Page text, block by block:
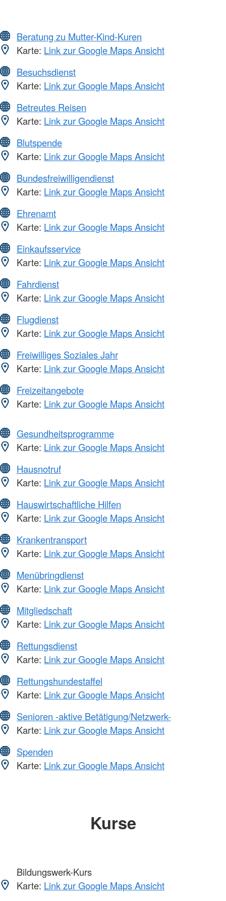
Beratung zu Mutter-Kind-Kuren
Karte: Link zur Google Maps Ansicht
Besuchsdienst
Karte: Link zur Google Maps Ansicht
Betreutes Reisen
Karte: Link zur Google Maps Ansicht
Blutspende
Karte: Link zur Google Maps Ansicht
Bundesfreiwilligendienst
Karte: Link zur Google Maps Ansicht
Ehrenamt
Karte: Link zur Google Maps Ansicht
Einkaufsservice
Karte: Link zur Google Maps Ansicht
Fahrdienst
Karte: Link zur Google Maps Ansicht
Flugdienst
Karte: Link zur Google Maps Ansicht
Freiwilliges Soziales Jahr
Karte: Link zur Google Maps Ansicht
Freizeitangebote
Karte: Link zur Google Maps Ansicht
Gesundheitsprogramme
Karte: Link zur Google Maps Ansicht
Hausnotruf
Karte: Link zur Google Maps Ansicht
Hauswirtschaftliche Hilfen
Karte: Link zur Google Maps Ansicht
Krankentransport
Karte: Link zur Google Maps Ansicht
Menübringdienst
Karte: Link zur Google Maps Ansicht
Mitgliedschaft
Karte: Link zur Google Maps Ansicht
Rettungsdienst
Karte: Link zur Google Maps Ansicht
Rettungshundestaffel
Karte: Link zur Google Maps Ansicht
Senioren -aktive Betätigung/Netzwerk-
Karte: Link zur Google Maps Ansicht
Spenden
Karte: Link zur Google Maps Ansicht
Kurse
Bildungswerk-Kurs
Karte: Link zur Google Maps Ansicht